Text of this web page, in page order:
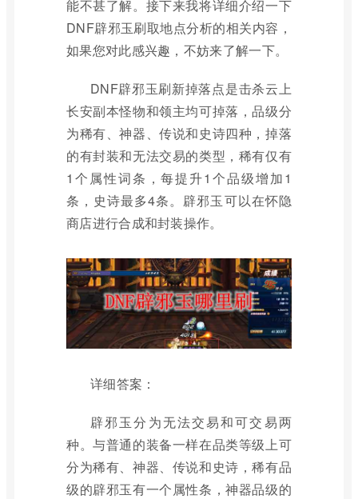
能不甚了解。接下来我将详细介绍一下
DNF辟邪玉刷取地点分析的相关内容，
如果您对此感兴趣，不妨来了解一下。
DNF辟邪玉刷新掉落点是击杀云上
长安副本怪物和领主均可掉落，品级分
为稀有、神器、传说和史诗四种，掉落
的有封装和无法交易的类型，稀有仅有
1个属性词条，每提升1个品级增加1
条，史诗最多4条。辟邪玉可以在怀隐
商店进行合成和封装操作。
详细答案：
辟邪玉分为无法交易和可交易两
种。与普通的装备一样在品类等级上可
分为稀有、神器、传说和史诗，稀有品
级的辟邪玉有一个属性条，神器品级的